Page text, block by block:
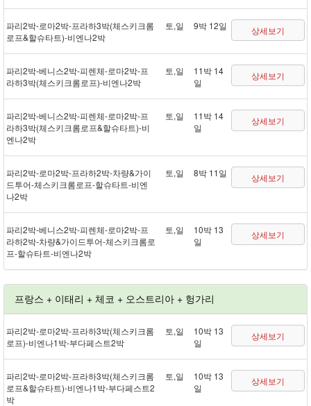
파리 2박 - 로마 2박 - 프라하 3박(체스키크롬
로프&할슈타트) - 비엔나 2박
토,일 9박 12일 상세보기
파리 2박 - 베니스 2박 - 피렌체 - 로마 2박 - 프
라하 3박(체스키크롬로프) - 비엔나 2박
토,일
11박 14
일
상세보기
파리 2박 - 베니스 2박 - 피렌체 - 로마 2박 - 프
라하 3박(체스키크롬로프&할슈타트) - 비
엔나 2박
토,일
11박 14
일
상세보기
파리 2박 - 로마 2박 - 프라하 2박 - 차량&가이
드투어 - 체스키크롬로프 - 할슈타트 - 비엔
나 2박
토,일 8박 11일 상세보기
파리 2박 - 베니스 2박 - 피렌체 - 로마 2박 - 프
라하 2박 - 차량&가이드투어 - 체스키크롬로
프 - 할슈타트 - 비엔나 2박
토,일
10박 13
일
상세보기
프랑스 + 이태리 + 체코 + 오스트리아 + 헝가리
파리 2박 - 로마 2박 - 프라하 3박(체스키크롬
로프) - 비엔나 1박 - 부다페스트 2박
토,일
10박 13
일
상세보기
파리 2박 - 로마 2박 - 프라하 3박(체스키크롬
로프&할슈타트) - 비엔나 1박 - 부다페스트 2
박
토,일
10박 13
일
상세보기